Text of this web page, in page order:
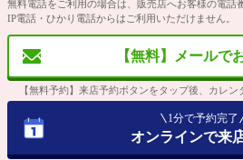
無料電話をご利用の場合は、販売店へお客様の電話
IP電話・ひかり電話からはご利用いただけません。
【無料】メールで
【無料予約】来店予約ボタンをタップ後、カレ
1分で予約完了
オンラインで来